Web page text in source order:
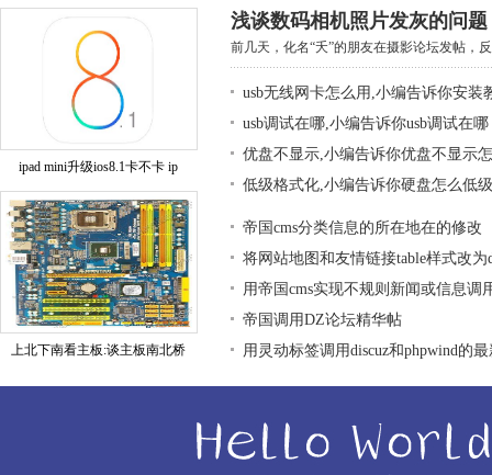
ipad mini升级ios8.1卡不卡 ip
上北下南看主板:谈主板南北桥
浅谈数码相机照片发灰的问题
前几天，化名“夭”的朋友在摄影论坛发帖，
usb无线网卡怎么用,小编告诉你安装
usb调试在哪,小编告诉你usb调试在哪
优盘不显示,小编告诉你优盘不显示
低级格式化,小编告诉你硬盘怎么低
帝国cms分类信息的所在地在的修改
将网站地图和友情链接table样式改为
用帝国cms实现不规则新闻或信息调
帝国调用DZ论坛精华帖
用灵动标签调用discuz和phpwind的